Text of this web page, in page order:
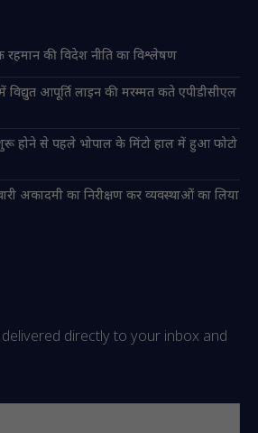
रहमान की विदेश नीति का विश्लेषण
विद्युत आपूर्ति लाइन की मरम्मत कते एपीडीसीएल
होने से पहले भोपाल के मिंटो हाल में हुआ फोटो
अकादमी का निरीक्षण कर व्यवस्थाओं का लिया
directly to your inbox and